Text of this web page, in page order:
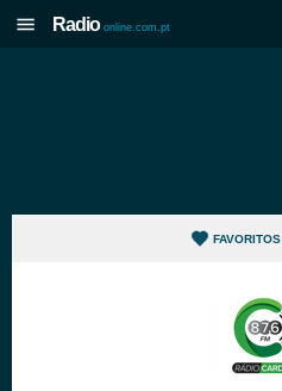
Radio online.com.pt
FAVORITOS